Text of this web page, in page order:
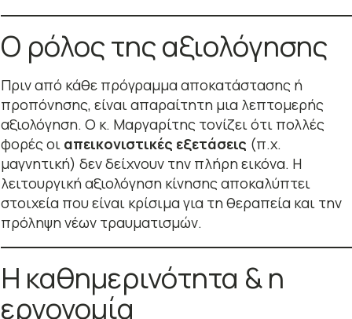
Ο ρόλος της αξιολόγησης
Πριν από κάθε πρόγραμμα αποκατάστασης ή
προπόνησης, είναι απαραίτητη μια λεπτομερής
αξιολόγηση. Ο κ. Μαργαρίτης τονίζει ότι πολλές
φορές οι απεικονιστικές εξετάσεις (π.χ.
μαγνητική) δεν δείχνουν την πλήρη εικόνα. Η
λειτουργική αξιολόγηση κίνησης αποκαλύπτει
στοιχεία που είναι κρίσιμα για τη θεραπεία και την
πρόληψη νέων τραυματισμών.
Η καθημερινότητα & η
εργονομία